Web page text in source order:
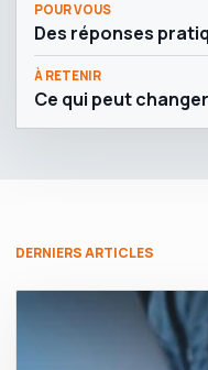
POUR VOUS
Des réponses
À RETENIR
Ce qui peut
DERNIERS ARTICLES